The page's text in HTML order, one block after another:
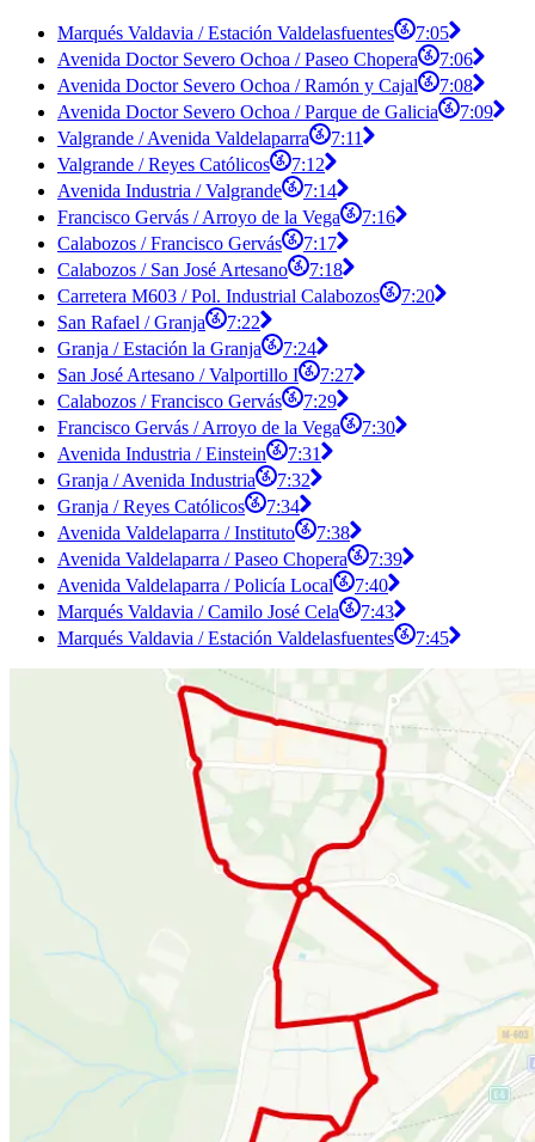
Marqués Valdavia / Estación Valdelasfuentes
7:05
Avenida Doctor Severo Ochoa / Paseo Chopera
7:06
Avenida Doctor Severo Ochoa / Ramón y Cajal
7:08
Avenida Doctor Severo Ochoa / Parque de Galicia
7:09
Valgrande / Avenida Valdelaparra
7:11
Valgrande / Reyes Católicos
7:12
Avenida Industria / Valgrande
7:14
Francisco Gervás / Arroyo de la Vega
7:16
Calabozos / Francisco Gervás
7:17
Calabozos / San José Artesano
7:18
Carretera M603 / Pol. Industrial Calabozos
7:20
San Rafael / Granja
7:22
Granja / Estación la Granja
7:24
San José Artesano / Valportillo I
7:27
Calabozos / Francisco Gervás
7:29
Francisco Gervás / Arroyo de la Vega
7:30
Avenida Industria / Einstein
7:31
Granja / Avenida Industria
7:32
Granja / Reyes Católicos
7:34
Avenida Valdelaparra / Instituto
7:38
Avenida Valdelaparra / Paseo Chopera
7:39
Avenida Valdelaparra / Policía Local
7:40
Marqués Valdavia / Camilo José Cela
7:43
Marqués Valdavia / Estación Valdelasfuentes
7:45